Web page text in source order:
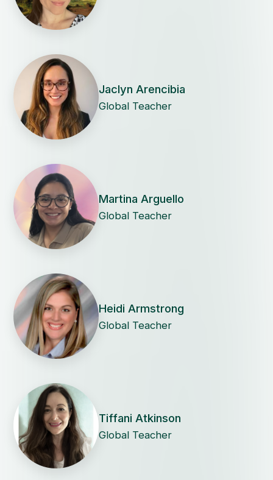
Jaclyn Arencibia
Global Teacher
Martina Arguello
Global Teacher
Heidi Armstrong
Global Teacher
Tiffani Atkinson
Global Teacher